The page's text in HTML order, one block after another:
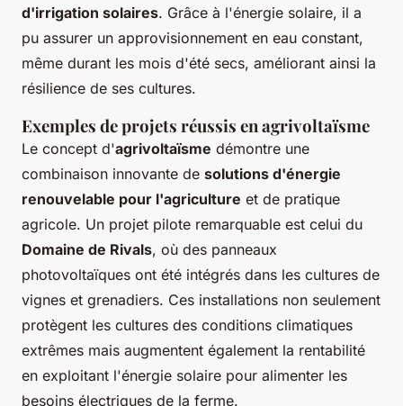
d'irrigation solaires. Grâce à l'énergie solaire, il a
pu assurer un approvisionnement en eau constant,
même durant les mois d'été secs, améliorant ainsi la
résilience de ses cultures.
Exemples de projets réussis en agrivoltaïsme
Le concept d'agrivoltaïsme démontre une
combinaison innovante de solutions d'énergie
renouvelable pour l'agriculture et de pratique
agricole. Un projet pilote remarquable est celui du
Domaine de Rivals, où des panneaux
photovoltaïques ont été intégrés dans les cultures de
vignes et grenadiers. Ces installations non seulement
protègent les cultures des conditions climatiques
extrêmes mais augmentent également la rentabilité
en exploitant l'énergie solaire pour alimenter les
besoins électriques de la ferme.